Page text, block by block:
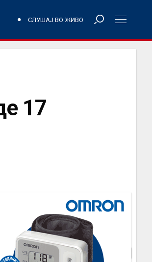
СЛУШАЈ ВО ЖИВО
17